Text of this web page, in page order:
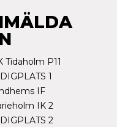
Tidaholm P11
1
IF
IK 2
2